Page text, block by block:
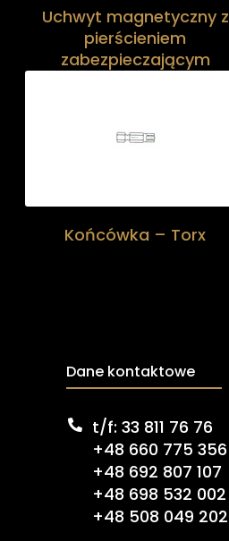
Uchwyt magnetyczny z
pierścieniem
zabezpieczającym
Końcówka – Torx
Dane kontaktowe
t/f: 33 811 76 76
+48 660 775 356
+48 692 807 107
+48 698 532 002
+48 508 049 202